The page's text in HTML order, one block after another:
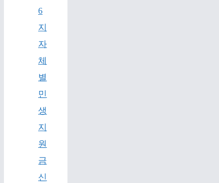
6
지
자
체
별
민
생
지
원
금
신